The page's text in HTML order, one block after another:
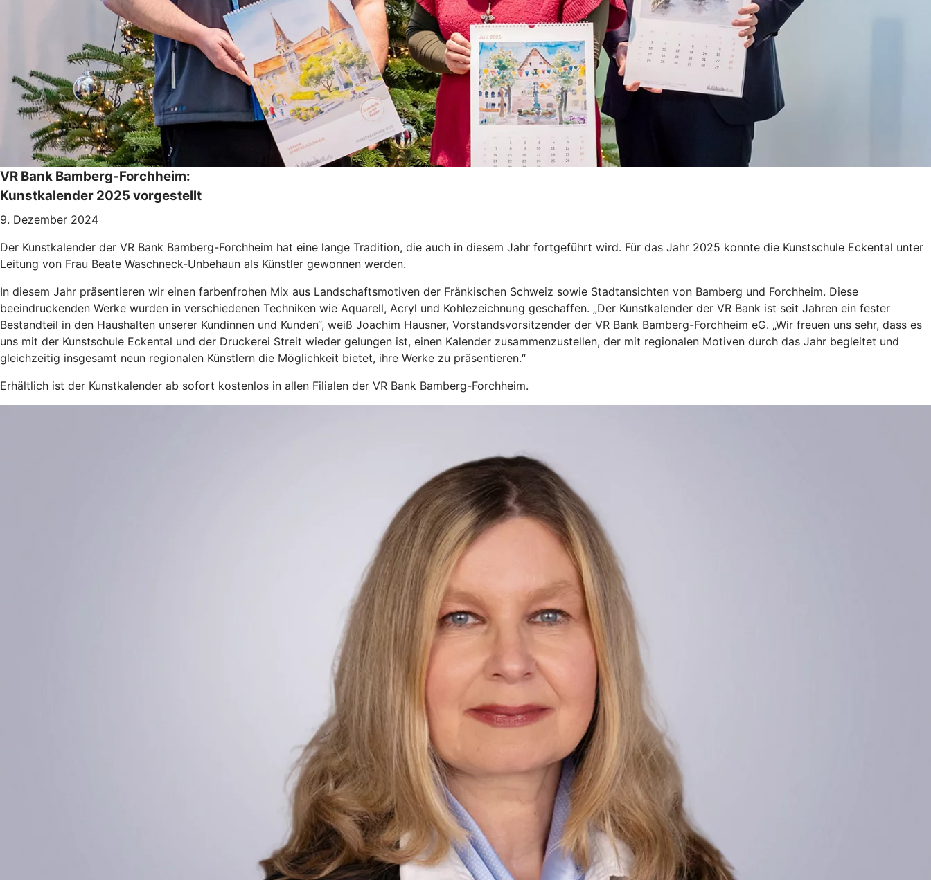
VR Bank Bamberg-Forchheim:
Kunstkalender 2025 vorgestellt
9. Dezember 2024
Der Kunstkalender der VR Bank Bamberg-Forchheim hat eine lange Tradition, die auch in diesem Jahr fortgeführt wird. Für das Jahr 2025 konnte die Kunstschule Eckental unter
Leitung von Frau Beate Waschneck-Unbehaun als Künstler gewonnen werden.
In diesem Jahr präsentieren wir einen farbenfrohen Mix aus Landschaftsmotiven der Fränkischen Schweiz sowie Stadtansichten von Bamberg und Forchheim. Diese
beeindruckenden Werke wurden in verschiedenen Techniken wie Aquarell, Acryl und Kohlezeichnung geschaffen. „Der Kunstkalender der VR Bank ist seit Jahren ein fester
Bestandteil in den Haushalten unserer Kundinnen und Kunden“, weiß Joachim Hausner, Vorstandsvorsitzender der VR Bank Bamberg-Forchheim eG. „Wir freuen uns sehr, dass es
uns mit der Kunstschule Eckental und der Druckerei Streit wieder gelungen ist, einen Kalender zusammenzustellen, der mit regionalen Motiven durch das Jahr begleitet und
gleichzeitig insgesamt neun regionalen Künstlern die Möglichkeit bietet, ihre Werke zu präsentieren.“
Erhältlich ist der Kunstkalender ab sofort kostenlos in allen Filialen der VR Bank Bamberg-Forchheim.